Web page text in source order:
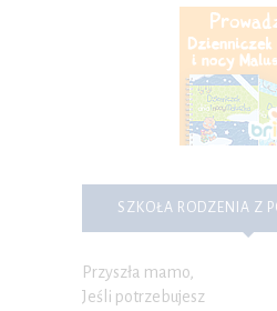
SZKOŁA RODZENIA Z
Przyszła mamo,
Jeśli potrzebujesz